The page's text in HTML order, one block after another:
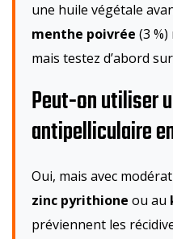
une huile végétale
menthe poivrée (3
mais testez d’abord
Peut-on utiliser
antipelliculaire
Oui, mais avec
zinc pyrithione ou au
préviennent les